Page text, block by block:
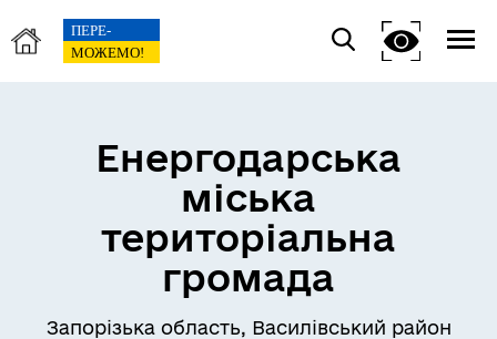
Енергодарська
міська
територіальна
громада
Запорізька область, Василівський район